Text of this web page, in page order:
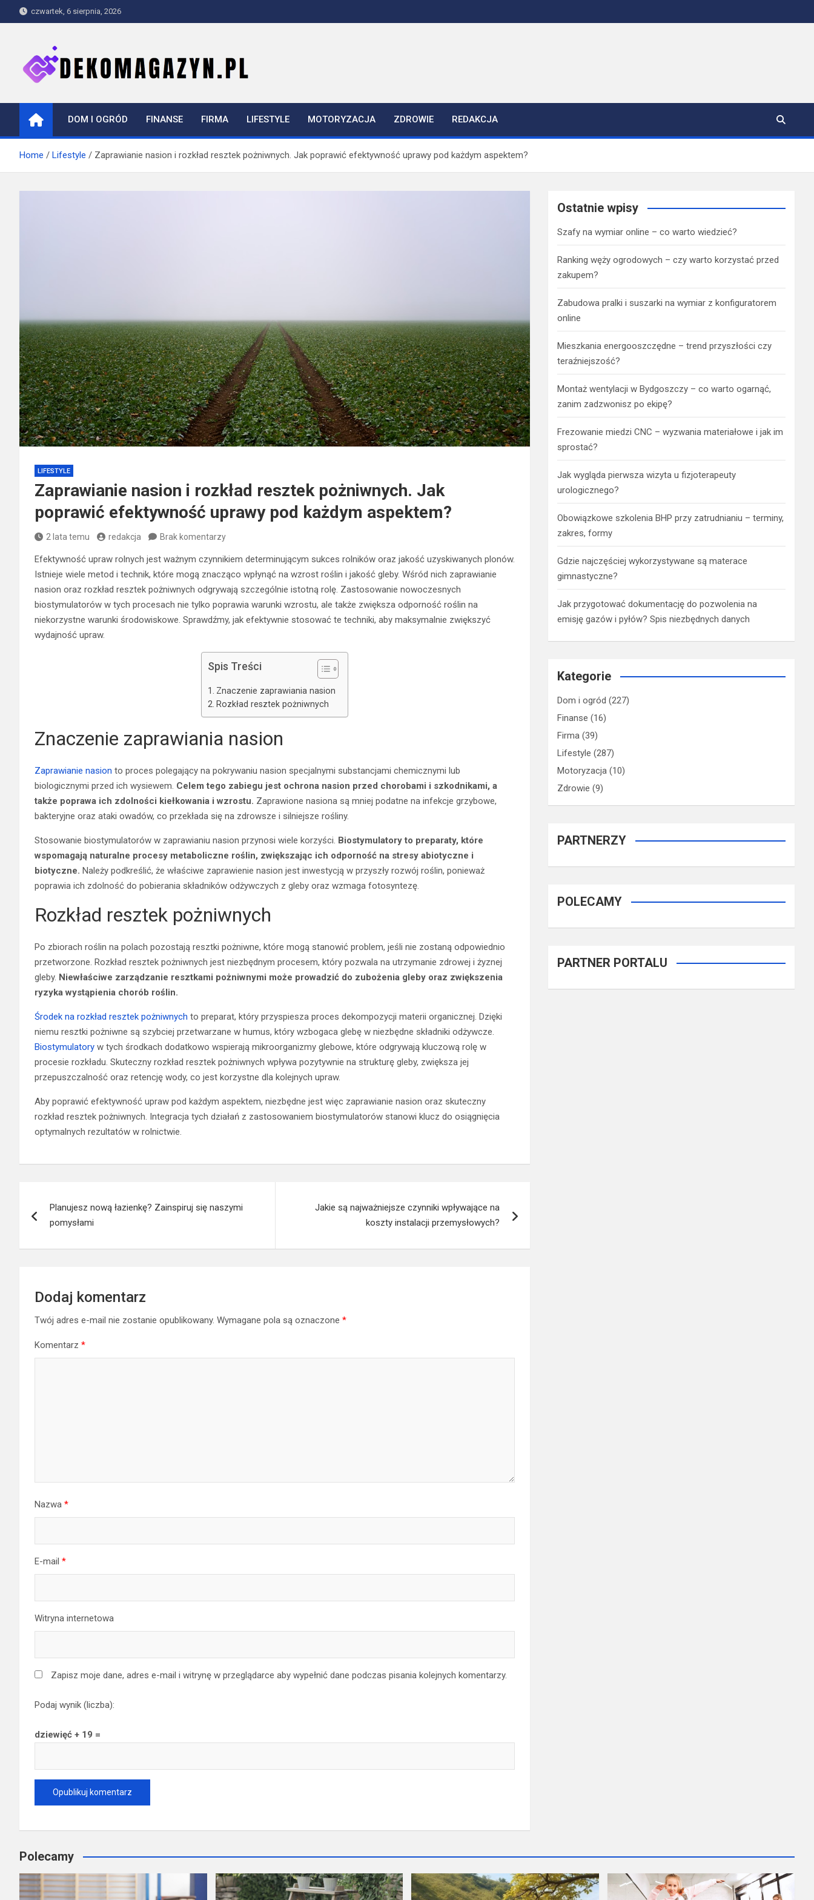
to
czwartek, 6 sierpnia, 2026
dekomagazyn.pl
DOM I OGRÓD FINANSE FIRMA LIFESTYLE MOTORYZACJA ZDROWIE REDAKCJA
Home Lifestyle Zaprawianie nasion i rozkład resztek pożniwnych. Jak poprawić efektywność uprawy pod każdym aspektem?
LIFESTYLE
Zaprawianie nasion i rozkład resztek pożniwnych. Jak
poprawić efektywność uprawy pod każdym aspektem?
2 lata temu redakcja Brak komentarzy
Efektywność upraw rolnych jest ważnym czynnikiem determinującym sukces rolników oraz jakość uzyskiwanych plonów.
Istnieje wiele metod i technik, które mogą znacząco wpłynąć na wzrost roślin i jakość gleby. Wśród nich zaprawianie
nasion oraz rozkład resztek pożniwnych odgrywają szczególnie istotną rolę. Zastosowanie nowoczesnych
biostymulatorów w tych procesach nie tylko poprawia warunki wzrostu, ale także zwiększa odporność roślin na
niekorzystne warunki środowiskowe. Sprawdźmy, jak efektywnie stosować te techniki, aby maksymalnie zwiększyć
wydajność upraw.
Spis Treści
Znaczenie zaprawiania nasion
Rozkład resztek pożniwnych
Znaczenie zaprawiania nasion
Zaprawianie nasion to proces polegający na pokrywaniu nasion specjalnymi substancjami chemicznymi lub
biologicznymi przed ich wysiewem. Celem tego zabiegu jest ochrona nasion przed chorobami i szkodnikami, a
także poprawa ich zdolności kiełkowania i wzrostu. Zaprawione nasiona są mniej podatne na infekcje grzybowe,
bakteryjne oraz ataki owadów, co przekłada się na zdrowsze i silniejsze rośliny.
Stosowanie biostymulatorów w zaprawianiu nasion przynosi wiele korzyści. Biostymulatory to preparaty, które
wspomagają naturalne procesy metaboliczne roślin, zwiększając ich odporność na stresy abiotyczne i
biotyczne. Należy podkreślić, że właściwe zaprawienie nasion jest inwestycją w przyszły rozwój roślin, ponieważ
poprawia ich zdolność do pobierania składników odżywczych z gleby oraz wzmaga fotosyntezę.
Rozkład resztek pożniwnych
Po zbiorach roślin na polach pozostają resztki pożniwne, które mogą stanowić problem, jeśli nie zostaną odpowiednio
przetworzone. Rozkład resztek pożniwnych jest niezbędnym procesem, który pozwala na utrzymanie zdrowej i żyznej
gleby. Niewłaściwe zarządzanie resztkami pożniwnymi może prowadzić do zubożenia gleby oraz zwiększenia
ryzyka wystąpienia chorób roślin.
Środek na rozkład resztek pożniwnych to preparat, który przyspiesza proces dekompozycji materii organicznej. Dzięki
niemu resztki pożniwne są szybciej przetwarzane w humus, który wzbogaca glebę w niezbędne składniki odżywcze.
Biostymulatory w tych środkach dodatkowo wspierają mikroorganizmy glebowe, które odgrywają kluczową rolę w
procesie rozkładu. Skuteczny rozkład resztek pożniwnych wpływa pozytywnie na strukturę gleby, zwiększa jej
przepuszczalność oraz retencję wody, co jest korzystne dla kolejnych upraw.
Aby poprawić efektywność upraw pod każdym aspektem, niezbędne jest więc zaprawianie nasion oraz skuteczny
rozkład resztek pożniwnych. Integracja tych działań z zastosowaniem biostymulatorów stanowi klucz do osiągnięcia
optymalnych rezultatów w rolnictwie.
wpisuPlanujesz nową łazienkę? Zainspiruj się naszymi
pomysłami
Jakie są najważniejsze czynniki wpływające na
koszty instalacji przemysłowych?
Dodaj komentarz
Twój adres e-mail nie zostanie opublikowany. Wymagane pola są oznaczone *
Komentarz *
Nazwa *
E-mail *
Witryna internetowa
Zapisz moje dane, adres e-mail i witrynę w przeglądarce aby wypełnić dane podczas pisania kolejnych komentarzy.
Podaj wynik (liczba):
dziewięć + 19 =
Ostatnie wpisy
Szafy na wymiar online – co warto wiedzieć?
Ranking węży ogrodowych – czy warto korzystać przed
zakupem?
Zabudowa pralki i suszarki na wymiar z konfiguratorem
online
Mieszkania energooszczędne – trend przyszłości czy
teraźniejszość?
Montaż wentylacji w Bydgoszczy – co warto ogarnąć,
zanim zadzwonisz po ekipę?
Frezowanie miedzi CNC – wyzwania materiałowe i jak im
sprostać?
Jak wygląda pierwsza wizyta u fizjoterapeuty
urologicznego?
Obowiązkowe szkolenia BHP przy zatrudnianiu – terminy,
zakres, formy
Gdzie najczęściej wykorzystywane są materace
gimnastyczne?
Jak przygotować dokumentację do pozwolenia na
emisję gazów i pyłów? Spis niezbędnych danych
Kategorie
Dom i ogród (227)
Finanse (16)
Firma (39)
Lifestyle (287)
Motoryzacja (10)
Zdrowie (9)
PARTNERZY
POLECAMY
PARTNER PORTALU
Polecamy